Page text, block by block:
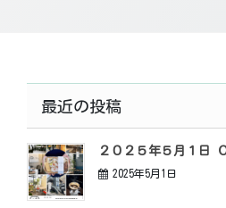
最近の投稿
２０２５年５月１日
2025年5月1日